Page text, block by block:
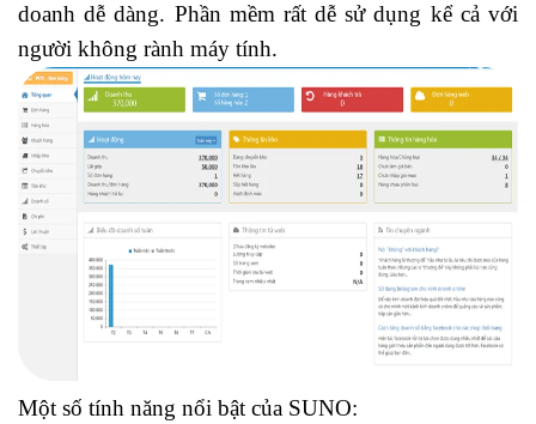
doanh dễ dàng. Phần mềm rất dễ sử dụng kể cả với
người không rành máy tính.
Một số tính năng nổi bật của SUNO: